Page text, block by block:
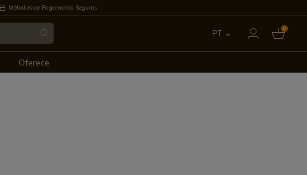
Métodos de Pagamento Seguros
PT 0
Oferece